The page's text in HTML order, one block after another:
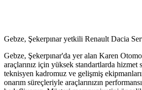
Gebze, Şekerpınar yetkili Renault Dacia
Gebze, Şekerpınar'da yer alan Karen
araçlarınız için yüksek standartlarda hizmet
teknisyen kadromuz ve gelişmiş
onarım süreçleriyle araçlarınızın